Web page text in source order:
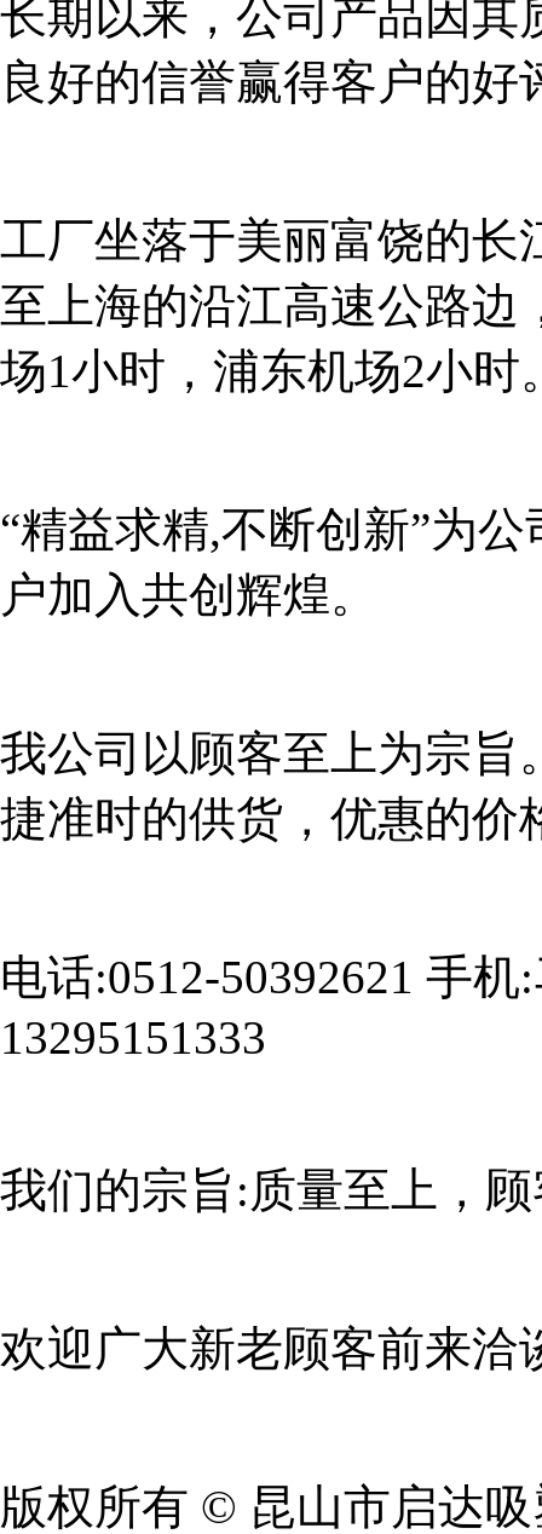
长期以来，公司产品因其
良好的信誉赢得客户的好
工厂坐落于美丽富饶的长
至上海的沿江高速公路边
场1小时，浦东机场2小时
“精益求精,不断创新”为
户加入共创辉煌。
我公司以顾客至上为宗旨
捷准时的供货，优惠的价
电话:0512-50392621 手
13295151333
我们的宗旨:质量至上，
欢迎广大新老顾客前来洽
版权所有 © 昆山市启达